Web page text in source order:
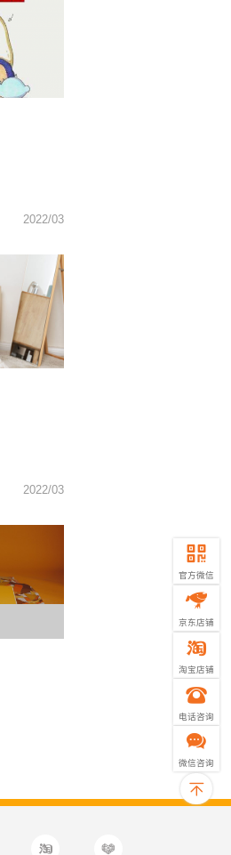
2022/03
2022/03
官方微信
京东店铺
淘宝店铺
电话咨询
微信咨询